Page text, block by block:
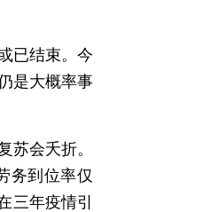
已结束。今
是大概率事
会夭折。
务到位率仅
三年疫情引